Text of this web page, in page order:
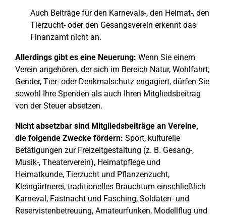
Auch Beiträge für den Karnevals-, den Heimat-, den
Tierzucht- oder den Gesangsverein erkennt das
Finanzamt nicht an.
Allerdings gibt es eine Neuerung: Wenn Sie einem
Verein angehören, der sich im Bereich Natur, Wohlfahrt,
Gender, Tier- oder Denkmalschutz engagiert, dürfen Sie
sowohl Ihre Spenden als auch Ihren Mitgliedsbeitrag
von der Steuer absetzen.
Nicht absetzbar sind Mitgliedsbeiträge an Vereine,
die folgende Zwecke fördern: Sport, kulturelle
Betätigungen zur Freizeitgestaltung (z. B. Gesang-,
Musik-, Theaterverein), Heimatpflege und
Heimatkunde, Tierzucht und Pflanzenzucht,
Kleingärtnerei, traditionelles Brauchtum einschließlich
Karneval, Fastnacht und Fasching, Soldaten- und
Reservistenbetreuung, Amateurfunken, Modellflug und